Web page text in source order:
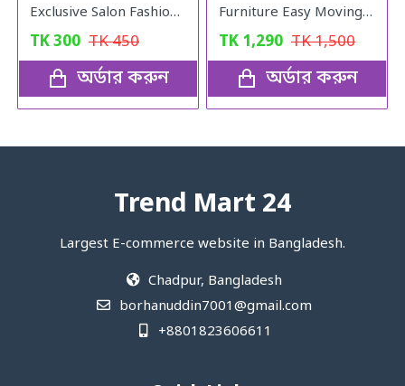
Exclusive Salon Fashion Professional Round Hair Brush
TK300 TK450
অর্ডার করুন
Furniture Easy Moving Tool Set, Heavy Furniture Moving & Lifting System
TK 1,290 TK1,500
অর্ডার করুন
Trend Mart 24
Largest E-commerce website in Bangladesh.
Chadpur, Bangladesh
borhanuddin7001@gmail.com
+8801823606611